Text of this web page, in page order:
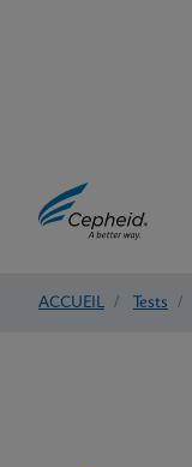
ACCUEIL / Tests /